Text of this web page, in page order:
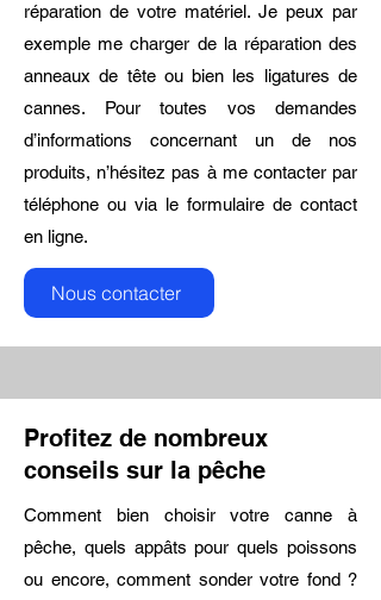
réparation de votre matériel. Je peux par
exemple me charger de la réparation des
anneaux de tête ou bien les ligatures de
cannes. Pour toutes vos demandes
d’informations concernant un de nos
produits, n’hésitez pas à me contacter par
téléphone ou via le formulaire de contact
en ligne.
Nous contacter
Profitez de nombreux
conseils sur la pêche
Comment bien choisir votre canne à
pêche, quels appâts pour quels poissons
ou encore, comment sonder votre fond ?